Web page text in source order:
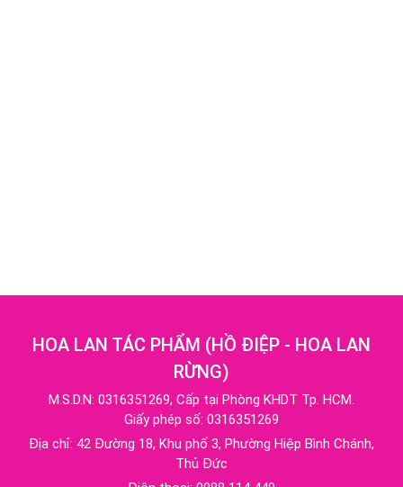
HOA LAN TÁC PHẨM (HỒ ĐIỆP - HOA LAN
RỪNG)
M.S.D.N: 0316351269, Cấp tại Phòng KHDT Tp. HCM.
Giấy phép số: 0316351269
Địa chỉ: 42 Đường 18, Khu phố 3, Phường Hiệp Bình Chánh,
Thủ Đức